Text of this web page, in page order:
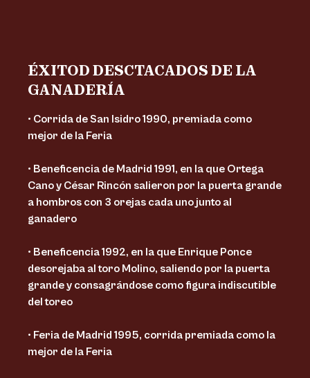
ÉXITOD DESCTACADOS DE LA
GANADERÍA
• Corrida de San Isidro 1990, premiada como
mejor de la Feria
• Beneficencia de Madrid 1991, en la que Ortega
Cano y César Rincón salieron por la puerta grande
a hombros con 3 orejas cada uno junto al
ganadero
• Beneficencia 1992, en la que Enrique Ponce
desorejaba al toro Molino, saliendo por la puerta
grande y consagrándose como figura indiscutible
del toreo
• Feria de Madrid 1995, corrida premiada como la
mejor de la Feria